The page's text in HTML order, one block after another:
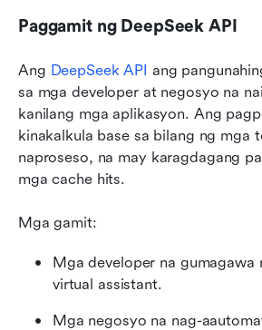
Paggamit ng DeepSeek API
Ang DeepSeek API ang
sa mga developer at negosyo na
kanilang mga aplikasyon. Ang
kinakalkula base sa bilang ng mga
naproseso, na may karagdagang
mga cache hits.
Mga gamit:
Mga developer na
virtual assistant.
Mga negosyo na nag-